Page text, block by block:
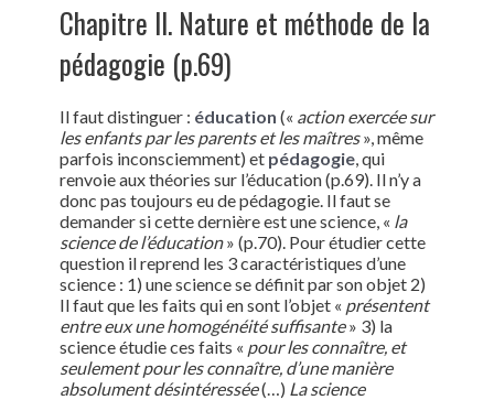
Chapitre II. Nature et méthode de la
pédagogie (p.69)
Il faut distinguer : éducation (« action exercée sur
les enfants par les parents et les maîtres», même
parfois inconsciemment) et pédagogie, qui
renvoie aux théories sur l’éducation (p.69). Il n’y a
donc pas toujours eu de pédagogie. Il faut se
demander si cette dernière est une science, « la
science de l’éducation» (p.70). Pour étudier cette
question il reprend les 3 caractéristiques d’une
science : 1) une science se définit par son objet 2)
Il faut que les faits qui en sont l’objet « présentent
entre eux une homogénéité suffisante» 3) la
science étudie ces faits « pour les connaître, et
seulement pour les connaître, d’une manière
absolument désintéressée(…) La science